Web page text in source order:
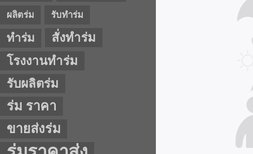
ผลิตร่ม รับทำร่ม
ทำร่ม
สั่งทำร่ม
โรงงานทำร่ม
รับผลิตร่ม
ร่ม ราคา
ขายส่งร่ม